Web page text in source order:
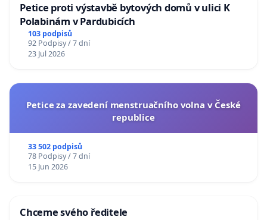
Petice proti výstavbě bytových domů v ulici K
Polabinám v Pardubicích
103 podpisů
92 Podpisy / 7 dní
23 Jul 2026
Petice za zavedení menstruačního volna v České
republice
33 502 podpisů
78 Podpisy / 7 dní
15 Jun 2026
Chceme svého ředitele